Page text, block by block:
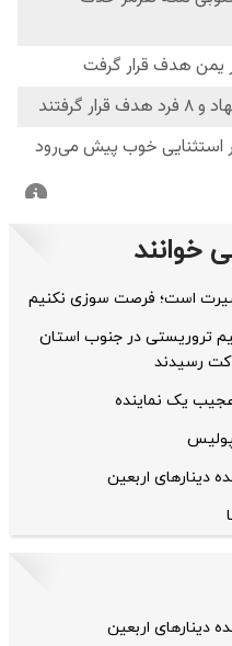
خوانند
است؛ فرصت سوزی نکنیم
تروریستی در جنوب استان
رسیدند
یک نماینده
دینارهای اربعین
دینارهای اربعین